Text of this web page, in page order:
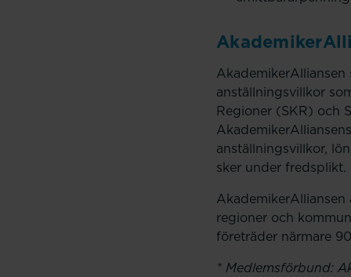
anställningsvillkor
Regioner (SKR) och
anställningsvillkor,
sker under fredsplikt.
regioner och
företräder närmare
* Medlemsförbund: